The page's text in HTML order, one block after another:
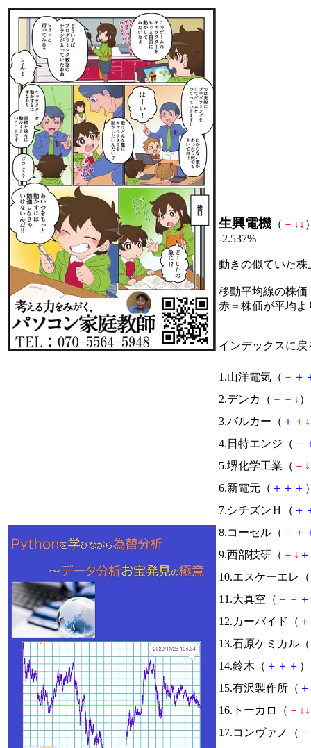
生興電機 （ － ↓ ↓
-2.537%
動きの似ていた
移動平均線の株価
赤＝株価が平均
インデックスに戻
1.山洋電気（ － ＋
2.デンカ（ － － ↓
3.バルカー（ ＋ ＋ ↓
4.日特エンジ（ －
5.堺化学工業（ － ↓
6.新電元（ ＋ ＋ ＋
7.シチズンＨ（ ＋
8.コーセル（ － ＋
9.西部技研（ － ↓ ＋
10.エスケーエレ（
11.大真空（ － － ＋
12.カーバイド（ ＋
13.石原ケミカル（
14.鈴木（ ＋ ＋ ＋
15.有沢製作所（ ＋
16.トーカロ（ － ↓ ↓
17.コンヴァノ（ －